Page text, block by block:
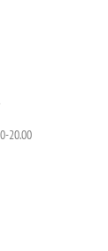
20.00